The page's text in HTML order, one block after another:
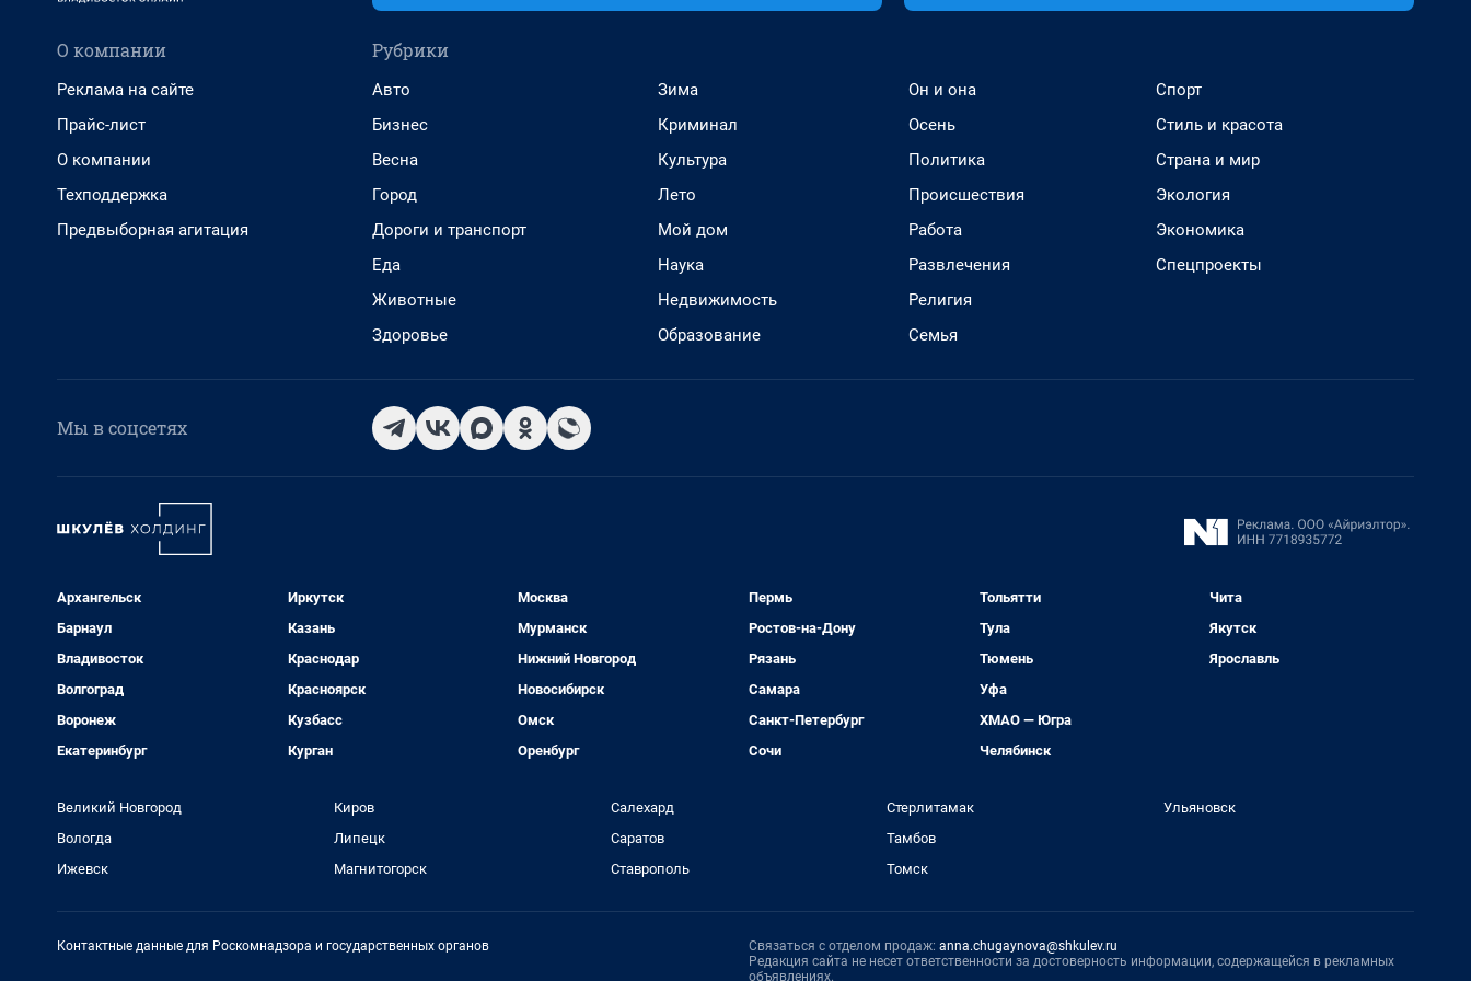
О компании
Реклама на сайте
Прайс-лист
О компании
Техподдержка
Предвыборная агитация
Рубрики
Авто
Бизнес
Весна
Город
Дороги и транспорт
Еда
Животные
Здоровье
Зима
Криминал
Культура
Лето
Мой дом
Наука
Недвижимость
Образование
Он и она
Осень
Политика
Происшествия
Работа
Развлечения
Религия
Семья
Спорт
Стиль и красота
Страна и мир
Экология
Экономика
Спецпроекты
Мы в соцсетях
Архангельск
Барнаул
Владивосток
Волгоград
Воронеж
Екатеринбург
Иркутск
Казань
Краснодар
Красноярск
Кузбасс
Курган
Москва
Мурманск
Нижний Новгород
Новосибирск
Омск
Оренбург
Пермь
Ростов-на-Дону
Рязань
Самара
Санкт-Петербург
Сочи
Тольятти
Тула
Тюмень
Уфа
ХМАО — Югра
Челябинск
Чита
Якутск
Ярославль
Великий Новгород
Вологда
Ижевск
Киров
Липецк
Магнитогорск
Салехард
Саратов
Ставрополь
Стерлитамак
Тамбов
Томск
Ульяновск
Контактные данные для Роскомнадзора и государственных органов Связаться с отделом продаж: anna.chugaynova@shkulev.ru
Редакция сайта не несет ответственности за достоверность информации, содержащейся в рекламных
объявлениях.